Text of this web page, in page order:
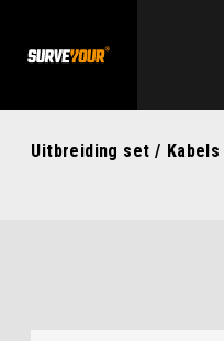
Uitbreiding set / Kabels